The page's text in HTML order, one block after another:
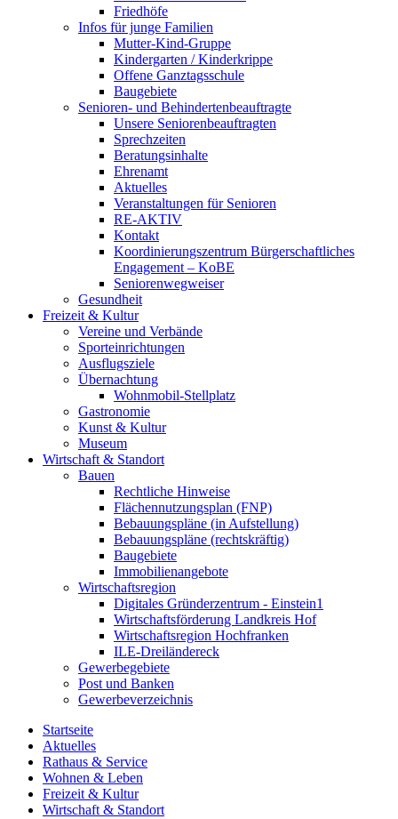
Friedhöfe
Infos für junge Familien
Mutter-Kind-Gruppe
Kindergarten / Kinderkrippe
Offene Ganztagsschule
Baugebiete
Senioren- und Behindertenbeauftragte
Unsere Seniorenbeauftragten
Sprechzeiten
Beratungsinhalte
Ehrenamt
Aktuelles
Veranstaltungen für Senioren
RE-AKTIV
Kontakt
Koordinierungszentrum Bürgerschaftliches
Engagement – KoBE
Seniorenwegweiser
Gesundheit
Freizeit & Kultur
Vereine und Verbände
Sporteinrichtungen
Ausflugsziele
Übernachtung
Wohnmobil-Stellplatz
Gastronomie
Kunst & Kultur
Museum
Wirtschaft & Standort
Bauen
Rechtliche Hinweise
Flächennutzungsplan (FNP)
Bebauungspläne (in Aufstellung)
Bebauungspläne (rechtskräftig)
Baugebiete
Immobilienangebote
Wirtschaftsregion
Digitales Gründerzentrum - Einstein1
Wirtschaftsförderung Landkreis Hof
Wirtschaftsregion Hochfranken
ILE-Dreiländereck
Gewerbegebiete
Post und Banken
Gewerbeverzeichnis
Startseite
Aktuelles
Rathaus & Service
Wohnen & Leben
Freizeit & Kultur
Wirtschaft & Standort